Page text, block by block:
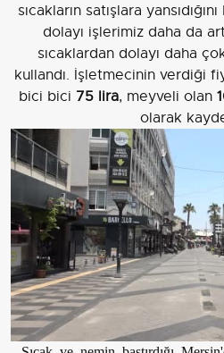
sıcakların satışlara
dolayı işlerimiz daha da
sıcaklardan dolayı daha
kullandı. İşletmecinin verdiği
bici bici 75 lira, meyveli olan
olarak